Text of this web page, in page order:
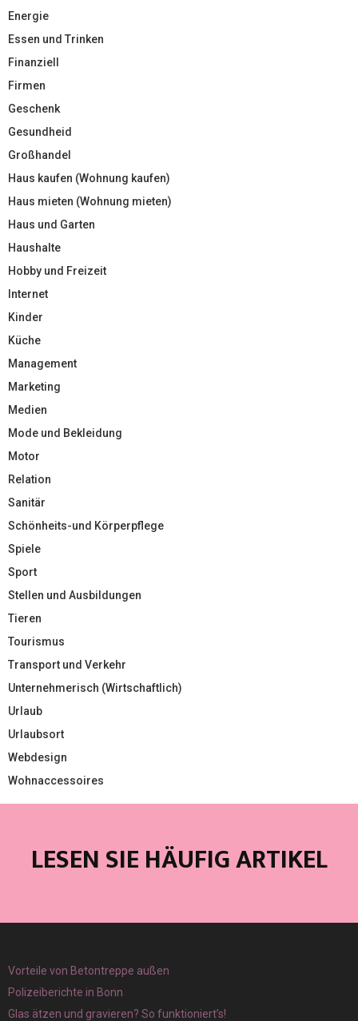
Energie
Essen und Trinken
Finanziell
Firmen
Geschenk
Gesundheid
Großhandel
Haus kaufen (Wohnung kaufen)
Haus mieten (Wohnung mieten)
Haus und Garten
Haushalte
Hobby und Freizeit
Internet
Kinder
Küche
Management
Marketing
Medien
Mode und Bekleidung
Motor
Relation
Sanitär
Schönheits-und Körperpflege
Spiele
Sport
Stellen und Ausbildungen
Tieren
Tourismus
Transport und Verkehr
Unternehmerisch (Wirtschaftlich)
Urlaub
Urlaubsort
Webdesign
Wohnaccessoires
LESEN SIE HÄUFIG ARTIKEL
Vorteile von Betontreppe außen
Polizeiberichte in Bonn
Glas ätzen und gravieren? So funktioniert’s!